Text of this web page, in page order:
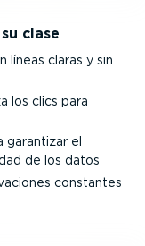
clase
líneas claras y sin
los clics para
garantizar el
de los datos
constantes